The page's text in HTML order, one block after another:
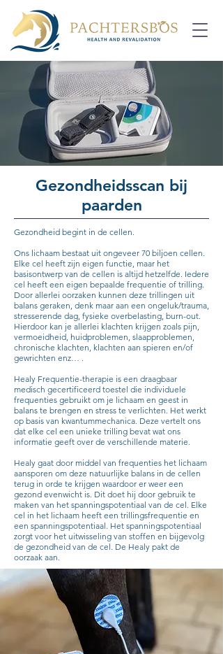
Gezondheidsscan bij
paarden
Gezondheid begint in de cellen.
Ons lichaam bestaat uit ongeveer 70 biljoen cellen.
Elke cel heeft zijn eigen functie, maar het
basisontwerp van de cellen is altijd hetzelfde. Iedere
cel heeft een eigen bepaalde frequentie of trilling.
Door allerlei oorzaken kunnen deze trillingen uit
balans geraken, denk maar aan een ongeluk/trauma,
stresserende dag, fysieke overbelasting, burn-out.
Hierdoor kan je allerlei klachten krijgen zoals pijn,
vermoeidheid, huidproblemen, slaapproblemen,
chronische klachten, klachten aan spieren en/of
gewrichten enz… .
Healy Frequentie-therapie is een draagbaar
medisch gecertificeerd toestel die individuele
frequenties gebruikt om je lichaam en geest in
balans te brengen en stress te verlichten. Het werkt
op basis van kwantummechanica. Deze vertelt ons
dat elke cel een unieke trilling bevat wat ons
informatie geeft over de verschillende materie.
Healy gaat door middel van frequenties het lichaam
aansporen om deze natuurlijke balans in de cellen
terug in orde te krijgen waardoor er weer een
gezond evenwicht is. Dit doet hij door gebruik te
maken van het spanningspotentiaal van de cel. Elke
cel in het lichaam heeft een trillingsfrequentie en
een spanningspotentiaal. Het spanningspotentiaal
zorgt voor het uitwisseling van stoffen en bijgevolg
de gezondheid van de cel. De Healy pakt de
oorzaak aan.